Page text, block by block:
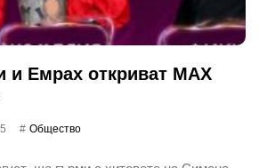
и Емрах откриват MAX
Общество